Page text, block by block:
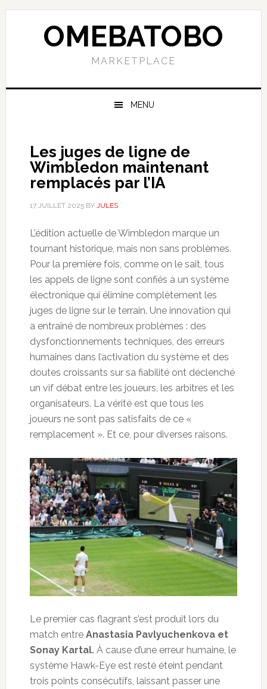
Skip
Skip
Skip
OMEBATOBO
MARKETPLACE
MENU
Les juges de ligne de
Wimbledon maintenant
remplacés par l’IA
17 JUILLET 2025BY JULES
L’édition actuelle de Wimbledon marque un
tournant historique, mais non sans problèmes.
Pour la première fois, comme on le sait, tous
les appels de ligne sont confiés à un système
électronique qui élimine complètement les
juges de ligne sur le terrain. Une innovation qui
a entraîné de nombreux problèmes : des
dysfonctionnements techniques, des erreurs
humaines dans l’activation du système et des
doutes croissants sur sa fiabilité ont déclenché
un vif débat entre les joueurs, les arbitres et les
organisateurs. La vérité est que tous les
joueurs ne sont pas satisfaits de ce «
remplacement ». Et ce, pour diverses raisons.
Le premier cas flagrant s’est produit lors du
match entre Anastasia Pavlyuchenkova et
Sonay Kartal.À cause d’une erreur humaine, le
système Hawk-Eye est resté éteint pendant
trois points consécutifs, laissant passer une